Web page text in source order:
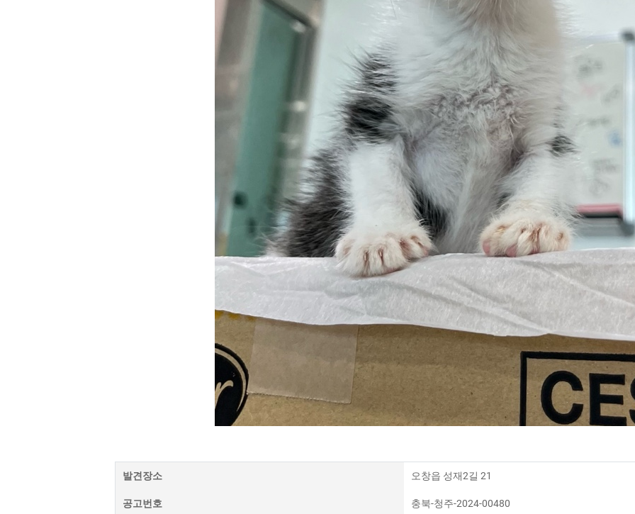
발견장소 오창읍 성재2길 21
공고번호 충북-청주-2024-00480